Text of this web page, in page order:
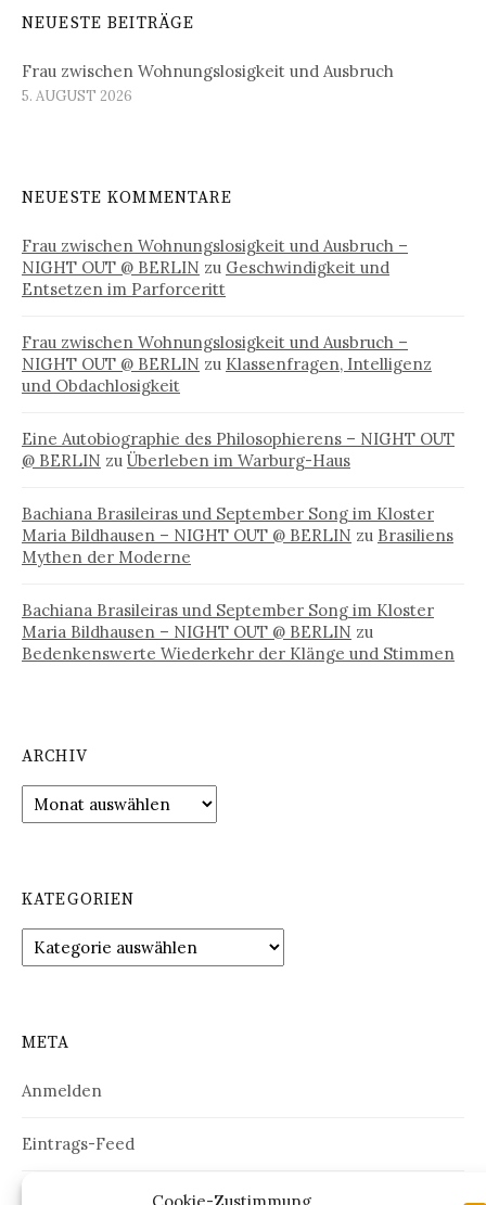
NEUESTE BEITRÄGE
Frau zwischen Wohnungslosigkeit und Ausbruch
5. AUGUST 2026
NEUESTE KOMMENTARE
Frau zwischen Wohnungslosigkeit und Ausbruch –
NIGHT OUT @ BERLIN zu Geschwindigkeit und
Entsetzen im Parforceritt
Frau zwischen Wohnungslosigkeit und Ausbruch –
NIGHT OUT @ BERLIN zu Klassenfragen, Intelligenz
und Obdachlosigkeit
Eine Autobiographie des Philosophierens – NIGHT OUT
@ BERLIN zu Überleben im Warburg-Haus
Bachiana Brasileiras und September Song im Kloster
Maria Bildhausen – NIGHT OUT @ BERLIN zu Brasiliens
Mythen der Moderne
Bachiana Brasileiras und September Song im Kloster
Maria Bildhausen – NIGHT OUT @ BERLIN zu
Bedenkenswerte Wiederkehr der Klänge und Stimmen
ARCHIV
Archiv
KATEGORIEN
Kategorien
META
Anmelden
Eintrags-Feed
Kommentar-Feed